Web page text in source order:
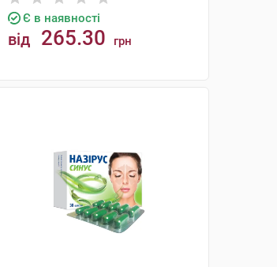
Є в наявності
від 265.30 грн